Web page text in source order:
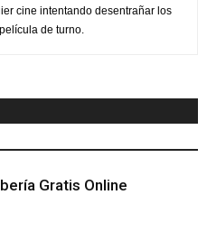
cine intentando desentrañar los
de turno.
Gratis Online